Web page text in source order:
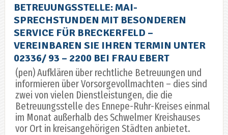
BETREUUNGSSTELLE: MAI-
SPRECHSTUNDEN MIT BESONDEREN
SERVICE FÜR BRECKERFELD –
VEREINBAREN SIE IHREN TERMIN UNTER
02336/ 93 – 2200 BEI FRAU EBERT
(pen) Aufklären über rechtliche Betreuungen und
informieren über Vorsorgevollmachten – dies sind
zwei von vielen Dienstleistungen, die die
Betreuungsstelle des Ennepe-Ruhr-Kreises einmal
im Monat außerhalb des Schwelmer Kreishauses
vor Ort in kreisangehörigen Städten anbietet.